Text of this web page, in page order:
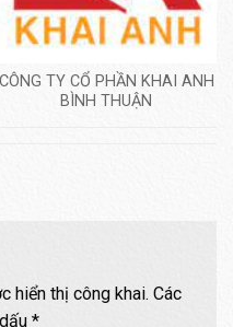
CÔNG TY CỔ PHẦN KHAI ANH
BÌNH THUẬN
hiển thị công khai. Các
*